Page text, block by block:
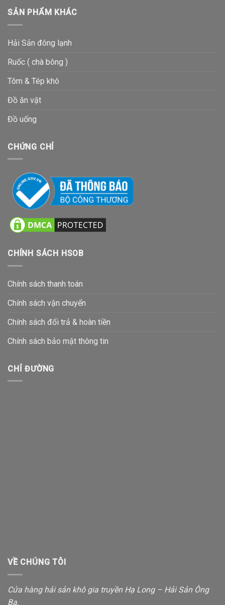
SẢN PHẨM KHÁC
Hải Sản đông lạnh
Ruốc ( chà bông )
Tôm & Tép khô
Đồ ăn vặt
Đồ uống
CHỨNG CHỈ
CHÍNH SÁCH HSOB
Chính sách thanh toán
Chính sách vận chuyển
Chính sách đổi trả & hoàn tiền
Chính sách bảo mật thông tin
CHỈ ĐƯỜNG
VỀ CHÚNG TÔI
Cửa hàng hải sản khô gia truyền Hạ Long – Hải Sản Ông
Ba.